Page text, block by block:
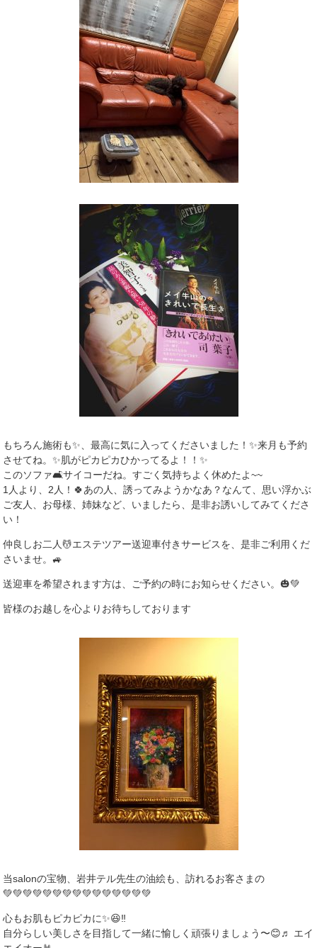
もちろん施術も✨、最高に気に入ってくださいました！✨来月も予約
させてね。✨肌がピカピカひかってるよ！！✨
このソファ🛋サイコーだね。すごく気持ちよく休めたよ~~
1人より、2人！🍀あの人、誘ってみようかなあ？なんて、思い浮かぶ
ご友人、お母様、姉妹など、いましたら、是非お誘いしてみてくださ
い！
仲良しお二人💆エステツアー送迎車付きサービスを、是非ご利用くだ
さいませ。🚙
送迎車を希望されます方は、ご予約の時にお知らせください。🎃💚
皆様のお越しを心よりお待ちしております
当salonの宝物、岩井テル先生の油絵も、訪れるお客さまの
💚💚💚💚💚💚💚💚💚💚💚💚💚💚💚
心もお肌もピカピカに✨😆‼️
自分らしい美しさを目指して一緒に愉しく頑張りましょう〜😊♬ エイ